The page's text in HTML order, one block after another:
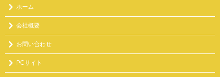
ホーム
会社概要
お問い合わせ
PCサイト